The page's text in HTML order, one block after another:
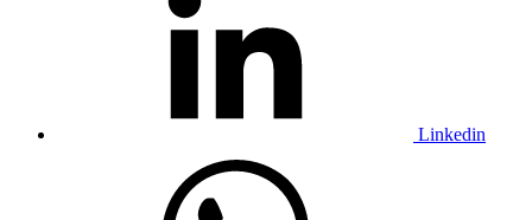
Linkedin